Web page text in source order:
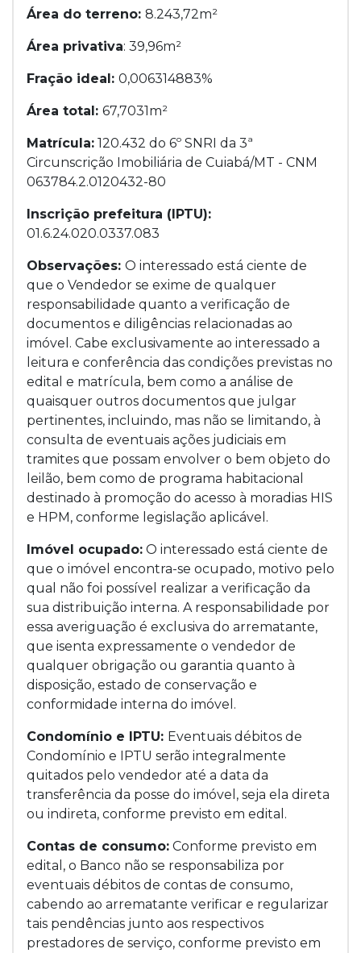
Área do terreno: 8.243,72m²
Área privativa: 39,96m²
Fração ideal: 0,006314883%
Área total: 67,7031m²
Matrícula: 120.432 do 6º SNRI da 3ª
Circunscrição Imobiliária de Cuiabá/MT - CNM
063784.2.0120432-80
Inscrição prefeitura (IPTU):
01.6.24.020.0337.083
Observações: O interessado está ciente de
que o Vendedor se exime de qualquer
responsabilidade quanto a verificação de
documentos e diligências relacionadas ao
imóvel. Cabe exclusivamente ao interessado a
leitura e conferência das condições previstas no
edital e matrícula, bem como a análise de
quaisquer outros documentos que julgar
pertinentes, incluindo, mas não se limitando, à
consulta de eventuais ações judiciais em
tramites que possam envolver o bem objeto do
leilão, bem como de programa habitacional
destinado à promoção do acesso à moradias HIS
e HPM, conforme legislação aplicável.
Imóvel ocupado: O interessado está ciente de
que o imóvel encontra-se ocupado, motivo pelo
qual não foi possível realizar a verificação da
sua distribuição interna. A responsabilidade por
essa averiguação é exclusiva do arrematante,
que isenta expressamente o vendedor de
qualquer obrigação ou garantia quanto à
disposição, estado de conservação e
conformidade interna do imóvel.
Condomínio e IPTU: Eventuais débitos de
Condomínio e IPTU serão integralmente
quitados pelo vendedor até a data da
transferência da posse do imóvel, seja ela direta
ou indireta, conforme previsto em edital.
Contas de consumo: Conforme previsto em
edital, o Banco não se responsabiliza por
eventuais débitos de contas de consumo,
cabendo ao arrematante verificar e regularizar
tais pendências junto aos respectivos
prestadores de serviço, conforme previsto em